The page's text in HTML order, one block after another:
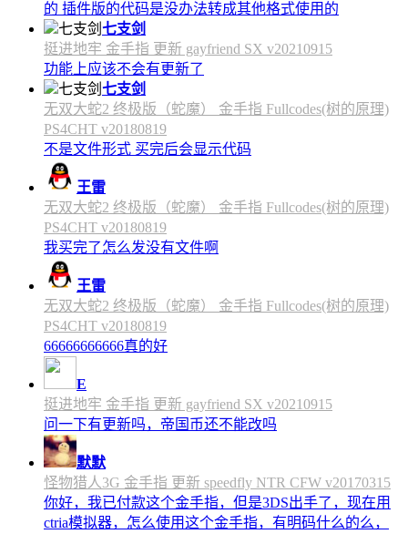
的 插件版的代码是没办法转成其他格式使用的
七支剑
挺进地牢 金手指 更新 gayfriend SX v20210915
功能上应该不会有更新了
七支剑
无双大蛇2 终极版（蛇魔） 金手指 Fullcodes(树的原理)
PS4CHT v20180819
不是文件形式 买完后会显示代码
王雷
无双大蛇2 终极版（蛇魔） 金手指 Fullcodes(树的原理)
PS4CHT v20180819
我买完了怎么发没有文件啊
王雷
无双大蛇2 终极版（蛇魔） 金手指 Fullcodes(树的原理)
PS4CHT v20180819
66666666666真的好
E
挺进地牢 金手指 更新 gayfriend SX v20210915
问一下有更新吗，帝国币还不能改吗
默默
怪物猎人3G 金手指 更新 speedfly NTR CFW v20170315
你好，我已付款这个金手指，但是3DS出手了，现在用
ctria模拟器，怎么使用这个金手指，有明码什么的么，